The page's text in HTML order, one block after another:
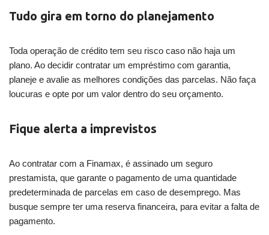
Tudo gira em torno do planejamento
Toda operação de crédito tem seu risco caso não haja um
plano. Ao decidir contratar um empréstimo com garantia,
planeje e avalie as melhores condições das parcelas. Não faça
loucuras e opte por um valor dentro do seu orçamento.
Fique alerta a imprevistos
Ao contratar com a Finamax, é assinado um seguro
prestamista, que garante o pagamento de uma quantidade
predeterminada de parcelas em caso de desemprego. Mas
busque sempre ter uma reserva financeira, para evitar a falta de
pagamento.